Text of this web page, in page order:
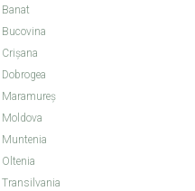
Banat
Bucovina
Crişana
Dobrogea
Maramureş
Moldova
Muntenia
Oltenia
Transilvania